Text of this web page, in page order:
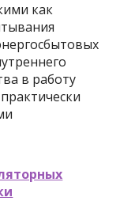
как
в работу